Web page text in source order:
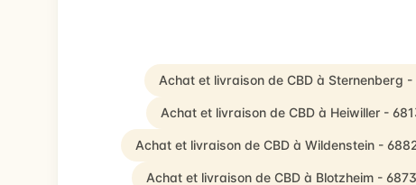
Achat et livraison de CBD à Sternenberg
Achat et livraison de CBD à Heiwiller -
Achat et livraison de CBD à Wildenstein -
Achat et livraison de CBD à Blotzheim -